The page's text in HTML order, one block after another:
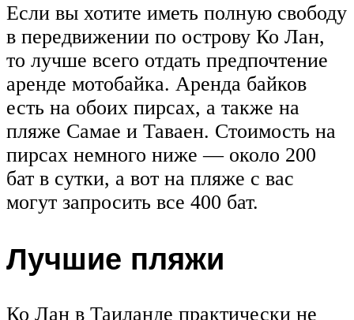
Если вы хотите иметь полную свободу
в передвижении по острову Ко Лан,
то лучше всего отдать предпочтение
аренде мотобайка. Аренда байков
есть на обоих пирсах, а также на
пляже Самае и Таваен. Стоимость на
пирсах немного ниже — около 200
бат в сутки, а вот на пляже с вас
могут запросить все 400 бат.
Лучшие пляжи
Ко Лан в Таиланде практически не